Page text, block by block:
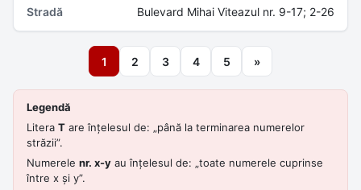
Bulevard Mihai Viteazul nr. 9-17; 2-26
1 2 3 4 5 »
Legendă
Litera T are înțelesul de: „până la terminarea numerelor
străzii”.
Numerele nr. x-y au înțelesul de: „toate numerele cuprinse
între x și y”.